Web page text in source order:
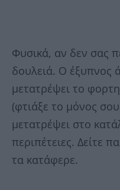
Φυσικά, αν δεν σας
δουλειά. Ο έξυπνος
μετατρέψει το
(φτιάξε το μόνος
μετατρέψει στο
περιπέτειες. Δείτε
τα κατάφερε.